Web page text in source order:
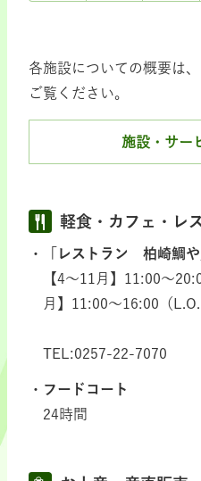
各施設についての概要は
ご覧ください。
施設・サー
軽食・カフェ・レ
「レストラン 柏崎鯛や
【4～11月】11:00～
月】11:00～16:00（
TEL:0257-22-7070
フードコート
24時間